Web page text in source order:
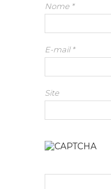
Nome *
E-mail*
Site